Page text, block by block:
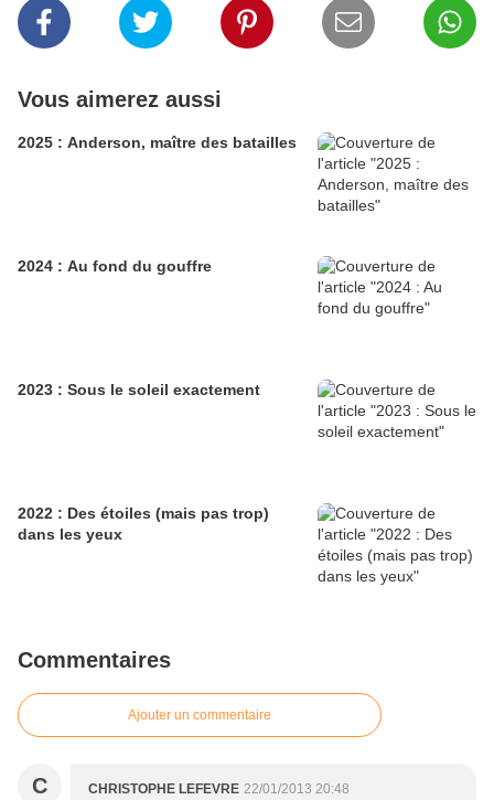
Vous aimerez aussi
2025 : Anderson, maître des batailles
2024 : Au fond du gouffre
2023 : Sous le soleil exactement
2022 : Des étoiles (mais pas trop)
dans les yeux
Commentaires
Ajouter un commentaire
C CHRISTOPHE LEFEVRE 22/01/2013 20:48